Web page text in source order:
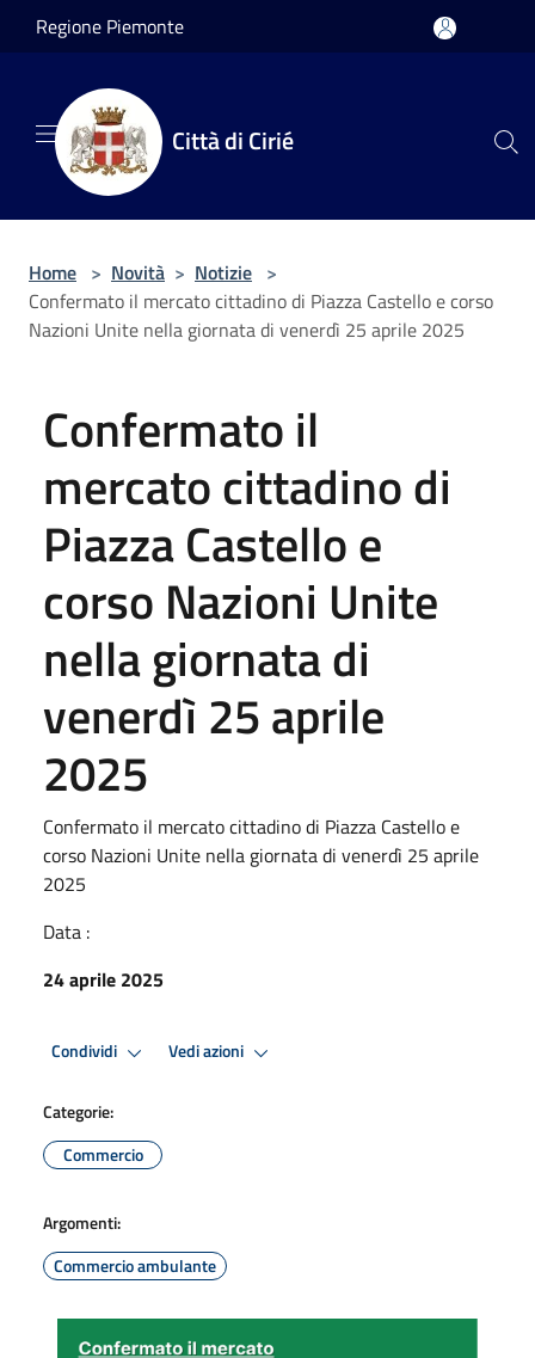
Salta al contenuto principale
Regione Piemonte
Città di Cirié
Home > Novità > Notizie >
Confermato il mercato cittadino di Piazza Castello e corso
Nazioni Unite nella giornata di venerdì 25 aprile 2025
Confermato il
mercato cittadino di
Piazza Castello e
corso Nazioni Unite
nella giornata di
venerdì 25 aprile
2025
Confermato il mercato cittadino di Piazza Castello e
corso Nazioni Unite nella giornata di venerdì 25 aprile
2025
Data :
24 aprile 2025
Condividi Vedi azioni
Categorie:
Commercio
Argomenti:
Commercio ambulante